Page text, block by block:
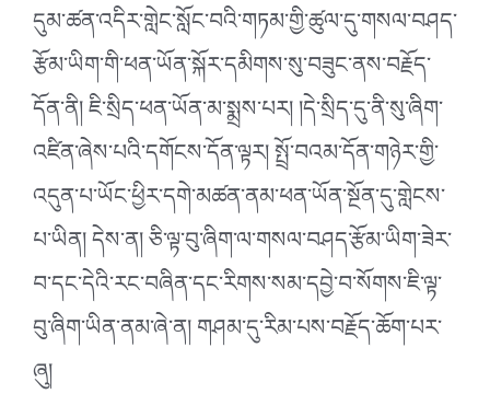
དུམ་ཚན་འདིར་གླེང་སློང་བའི་གཏམ་གྱི་ཚུལ་དུ་གསལ་བཤད་
རྩོམ་ཡིག་གི་ཕན་ཡོན་སྐོར་དམིགས་སུ་བཟུང་ནས་བརྗོད་
དོན་ནི། ཇི་སྲིད་ཕན་ཡོན་མ་སྨྲས་པར། །དེ་སྲིད་དུ་ནི་སུ་ཞིག་
འཛིན་ཞེས་པའི་དགོངས་དོན་ལྟར། སྤྲོ་བའམ་དོན་གཉེར་གྱི་
འདུན་པ་ཡོང་ཕྱིར་དགེ་མཚན་ནམ་ཕན་ཡོན་སྔོན་དུ་གླེངས་
པ་ཡིན། དེས་ན། ཅི་ལྟ་བུ་ཞིག་ལ་གསལ་བཤད་རྩོམ་ཡིག་ཟེར་
བ་དང་དེའི་རང་བཞིན་དང་རིགས་སམ་དབྱེ་བ་སོགས་ཇི་ལྟ་
བུ་ཞིག་ཡིན་ནམ་ཞེ་ན། གཤམ་དུ་རིམ་པས་བརྗོད་ཆོག་པར་
ཞུ།